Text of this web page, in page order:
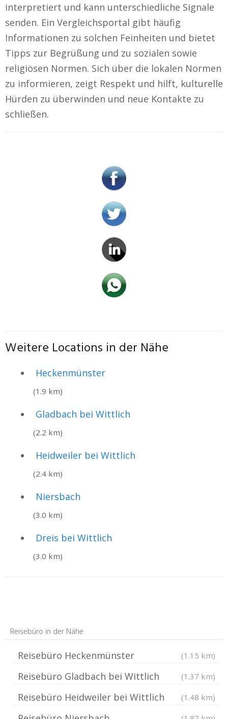
interpretiert und kann unterschiedliche Signale
senden. Ein Vergleichsportal gibt häufig
Informationen zu solchen Feinheiten und bietet
Tipps zur Begrüßung und zu sozialen sowie
religiösen Normen. Sich über die lokalen Normen
zu informieren, zeigt Respekt und hilft, kulturelle
Hürden zu überwinden und neue Kontakte zu
schließen.
Weitere Locations in der Nähe
Heckenmünster
(1.9 km)
Gladbach bei Wittlich
(2.2 km)
Heidweiler bei Wittlich
(2.4 km)
Niersbach
(3.0 km)
Dreis bei Wittlich
(3.0 km)
Reisebüro in der Nähe
Reisebüro Heckenmünster (1.15 km)
Reisebüro Gladbach bei Wittlich (1.37 km)
Reisebüro Heidweiler bei Wittlich (1.48 km)